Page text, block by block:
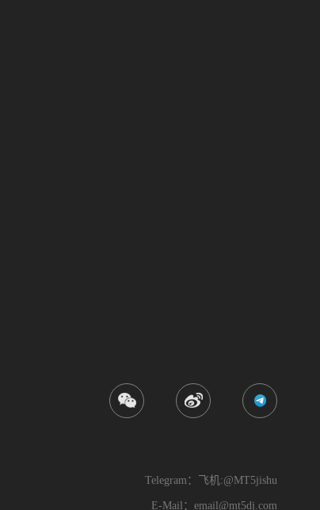
Telegram：飞机:@MT5jishu
E-Mail：email@mt5dj.com